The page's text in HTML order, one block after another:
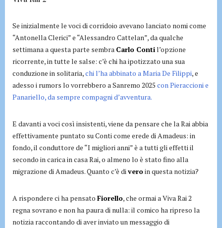
Se inizialmente le voci di corridoio avevano lanciato nomi come
“Antonella Clerici” e “Alessandro Cattelan”, da qualche
settimana a questa parte sembra Carlo Contil’opzione
ricorrente, in tutte le salse: c’è chi ha ipotizzato una sua
conduzione in solitaria,chi l’ha abbinato a Maria De Filippi, e
adesso i rumors lo vorrebbero a Sanremo 2025 con Pieraccioni e
Panariello, da sempre compagni d’avventura.
E davanti a voci così insistenti, viene da pensare che la Rai abbia
effettivamente puntato su Conti come erede di Amadeus: in
fondo, il conduttore de “I migliori anni” è a tutti gli effetti il
secondo in carica in casa Rai, o almeno lo è stato fino alla
migrazione di Amadeus. Quanto c’è di veroin questa notizia?
A rispondere ci ha pensato Fiorello, che ormai a Viva Rai 2
regna sovrano e non ha paura di nulla: il comico ha ripreso la
notizia raccontando di aver inviato un messaggio di